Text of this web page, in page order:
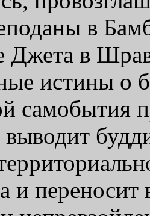
в
Джета в
истины о
самобытия
и